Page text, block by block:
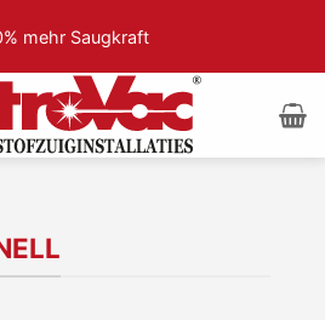
mehr Saugkraft